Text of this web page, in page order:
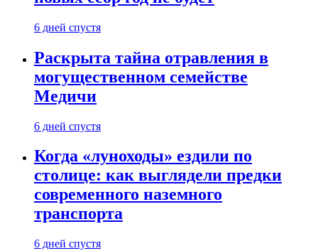
6 дней спустя
Раскрыта тайна отравления в
могущественном семействе
Медичи
6 дней спустя
Когда «луноходы» ездили по
столице: как выглядели предки
современного наземного
транспорта
6 дней спустя